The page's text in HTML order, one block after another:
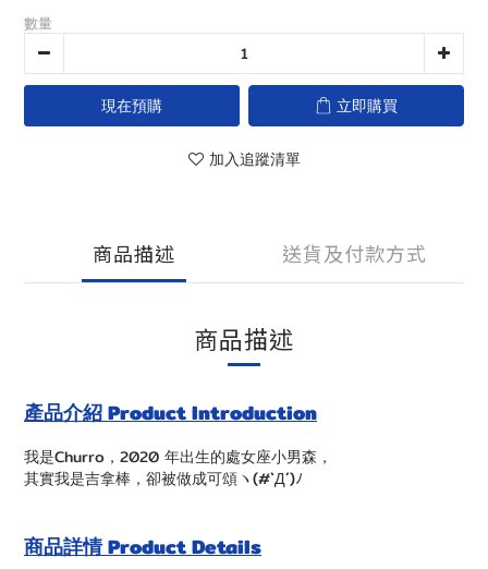
數量
現在預購 立即購買
加入追蹤清單
商品描述 送貨及付款方式
商品描述
產品介紹 Product Introduction
我是Churro，2020 年出生的處女座小男森，
其實我是吉拿棒，卻被做成可頌ヽ(#`Д´)ﾉ
商品詳情 Product Details